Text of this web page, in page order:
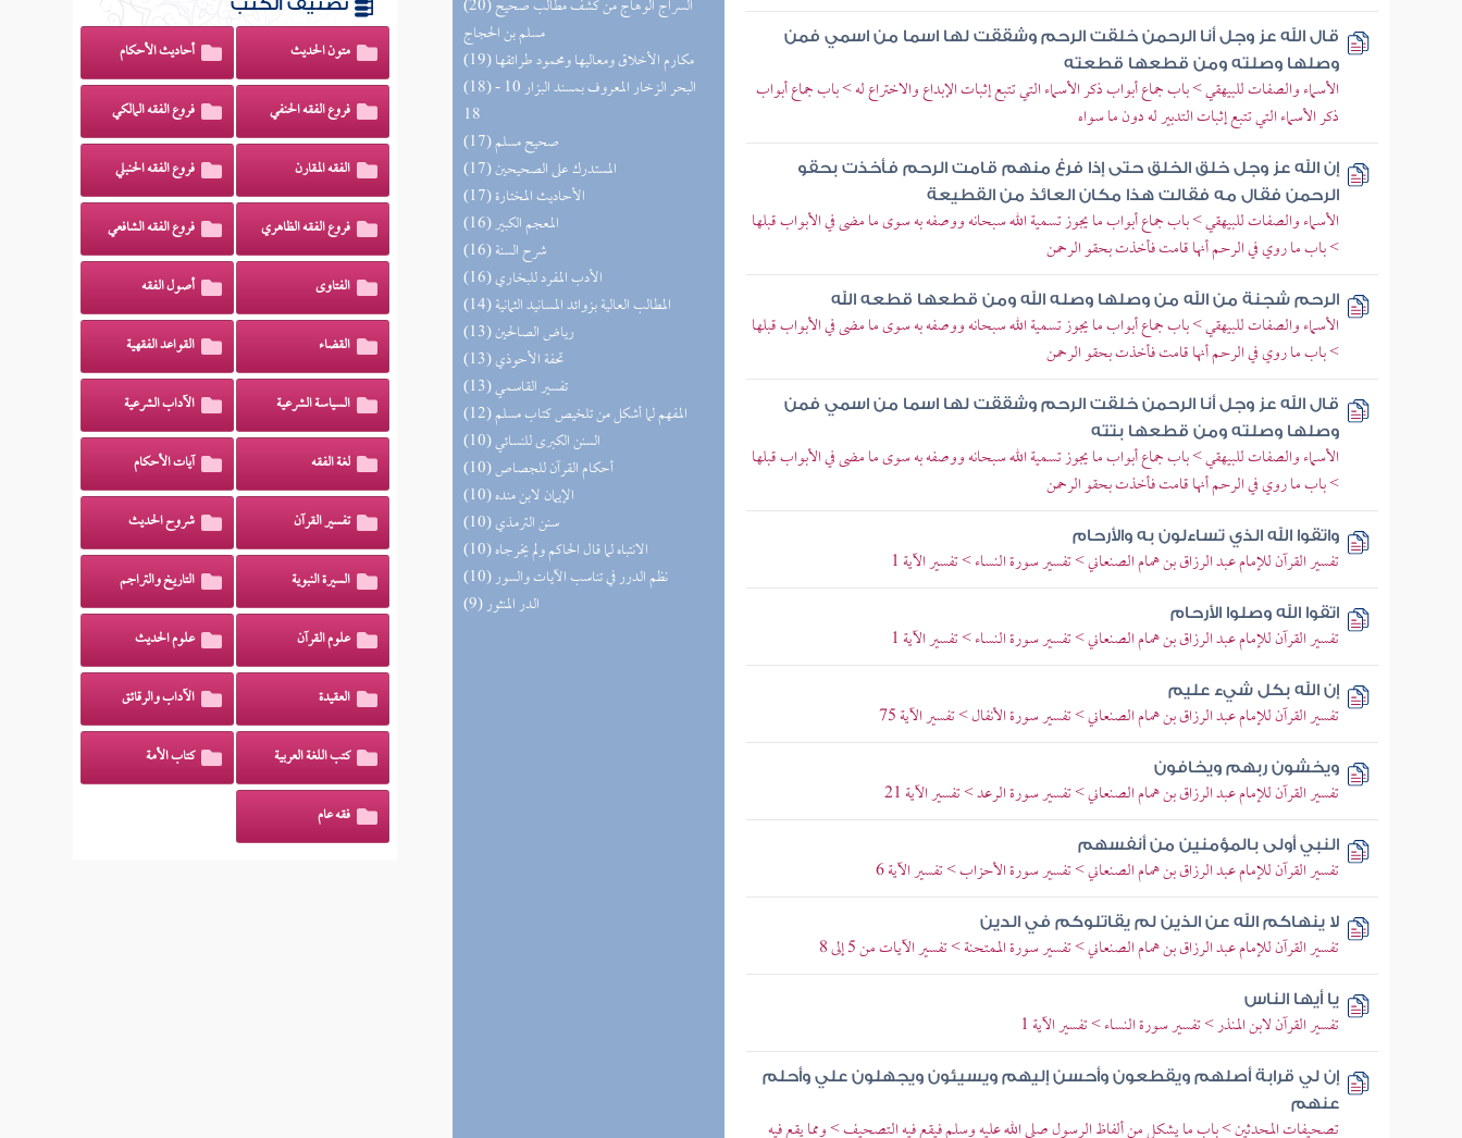
(20) السراج الوهاج من كشف مطالب صحيح
مسلم بن الحجاج
(19) مكارم الأخلاق ومعاليها ومحمود طرائقها
(18) البحر الزخار المعروف بمسند البزار 10 -
18
(17) صحيح مسلم
(17) المستدرك على الصحيحين
(17) الأحاديث المختارة
(16) المعجم الكبير
(16) شرح السنة
(16) الأدب المفرد للبخاري
(14) المطالب العالية بزوائد المسانيد الثمانية
(13) رياض الصالحين
(13) تحفة الأحوذي
(13) تفسير القاسمي
(12) المفهم لما أشكل من تلخيص كتاب مسلم
(10) السنن الكبرى للنسائي
(10) أحكام القرآن للجصاص
(10) الإيمان لابن منده
(10) سنن الترمذي
(10) الانتباه لما قال الحاكم ولم يخرجاه
(10) نظم الدرر في تناسب الآيات والسور
(9) الدر المنثور
قال الله عز وجل أنا الرحمن خلقت الرحم وشققت لها اسما من اسمي فمن
وصلها وصلته ومن قطعها قطعته
الأسماء والصفات للبيهقي > باب جماع أبواب ذكر الأسماء التي تتبع إثبات الإبداع والاختراع له > باب جماع أبواب
ذكر الأسماء التي تتبع إثبات التدبير له دون ما سواه
إن الله عز وجل خلق الخلق حتى إذا فرغ منهم قامت الرحم فأخذت بحقو
الرحمن فقال مه فقالت هذا مكان العائذ من القطيعة
الأسماء والصفات للبيهقي > باب جماع أبواب ما يجوز تسمية الله سبحانه ووصفه به سوى ما مضى في الأبواب قبلها
> باب ما روي في الرحم أنها قامت فأخذت بحقو الرحمن
الرحم شجنة من الله من وصلها وصله الله ومن قطعها قطعه الله
الأسماء والصفات للبيهقي > باب جماع أبواب ما يجوز تسمية الله سبحانه ووصفه به سوى ما مضى في الأبواب قبلها
> باب ما روي في الرحم أنها قامت فأخذت بحقو الرحمن
قال الله عز وجل أنا الرحمن خلقت الرحم وشققت لها اسما من اسمي فمن
وصلها وصلته ومن قطعها بتته
الأسماء والصفات للبيهقي > باب جماع أبواب ما يجوز تسمية الله سبحانه ووصفه به سوى ما مضى في الأبواب قبلها
> باب ما روي في الرحم أنها قامت فأخذت بحقو الرحمن
واتقوا الله الذي تساءلون به والأرحام
تفسير القرآن للإمام عبد الرزاق بن همام الصنعاني > تفسير سورة النساء > تفسير الآية 1
اتقوا الله وصلوا الأرحام
تفسير القرآن للإمام عبد الرزاق بن همام الصنعاني > تفسير سورة النساء > تفسير الآية 1
إن الله بكل شيء عليم
تفسير القرآن للإمام عبد الرزاق بن همام الصنعاني > تفسير سورة الأنفال > تفسير الآية 75
ويخشون ربهم ويخافون
تفسير القرآن للإمام عبد الرزاق بن همام الصنعاني > تفسير سورة الرعد > تفسير الآية 21
النبي أولى بالمؤمنين من أنفسهم
تفسير القرآن للإمام عبد الرزاق بن همام الصنعاني > تفسير سورة الأحزاب > تفسير الآية 6
لا ينهاكم الله عن الذين لم يقاتلوكم في الدين
تفسير القرآن للإمام عبد الرزاق بن همام الصنعاني > تفسير سورة الممتحنة > تفسير الآيات من 5 إلى 8
يا أيها الناس
تفسير القرآن لابن المنذر > تفسير سورة النساء > تفسير الآية 1
إن لي قرابة أصلهم ويقطعون وأحسن إليهم ويسيئون ويجهلون علي وأحلم
عنهم
تصحيفات المحدثين > باب ما يشكل من ألفاظ الرسول صلى الله عليه وسلم فيقع فيه التصحيف > ومما يقع فيه
تصنيف الكتب
متون الحديث أحاديث الأحكام
فروع الفقه الحنفي فروع الفقه المالكي
الفقه المقارن فروع الفقه الحنبلي
فروع الفقه الظاهري فروع الفقه الشافعي
الفتاوى أصول الفقه
القضاء القواعد الفقهية
السياسة الشرعية الآداب الشرعية
لغة الفقه آيات الأحكام
تفسير القرآن شروح الحديث
السيرة النبوية التاريخ والتراجم
علوم القرآن علوم الحديث
العقيدة الآداب والرقائق
كتب اللغة العربية كتاب الأمة
فقه عام